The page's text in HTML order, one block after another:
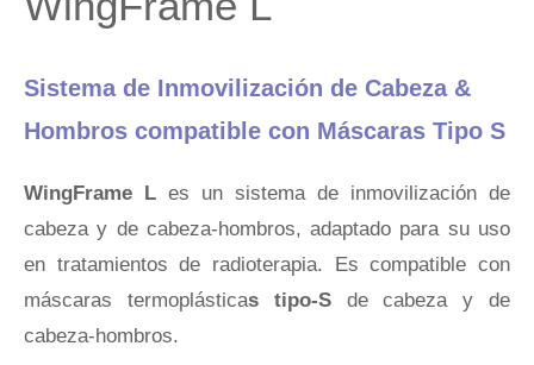
Sobre Anatge
Sala de prensa
Sistema de Inmovilización de Cabeza &
Hombros compatible con Máscaras Tipo S
WingFrame L es un sistema de inmovilización de
cabeza y de cabeza-hombros, adaptado para su uso
en tratamientos de radioterapia. Es compatible con
máscaras termoplásticas tipo-S de cabeza y de
cabeza-hombros.